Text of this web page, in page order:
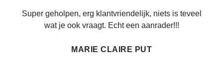
Super geholpen, erg klantvriendelijk, niets is teveel
wat je ook vraagt. Echt een aanrader!!!
MARIE CLAIRE PUT